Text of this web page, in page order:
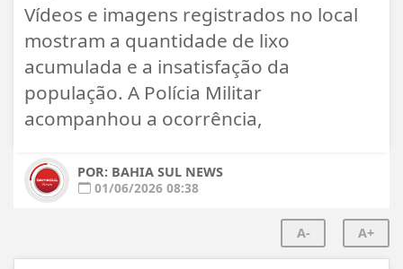
Vídeos e imagens registrados no local
mostram a quantidade de lixo
acumulada e a insatisfação da
população. A Polícia Militar
acompanhou a ocorrência,
POR: BAHIA SUL NEWS
01/06/2026 08:38
A- A+